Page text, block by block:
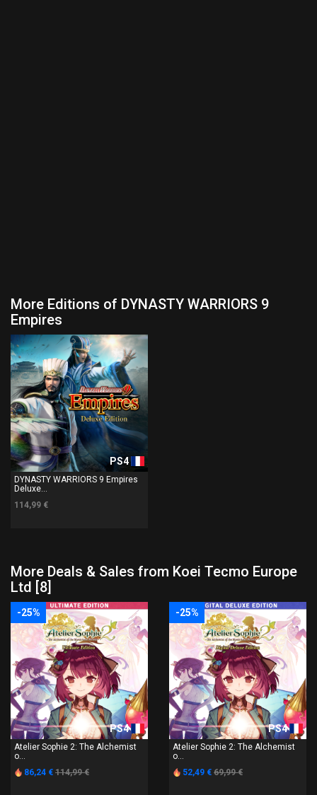
More Editions of DYNASTY WARRIORS 9
Empires
PS4
DYNASTY WARRIORS 9 Empires
Deluxe...
114,99 €
More Deals & Sales from Koei Tecmo Europe
Ltd [8]
-25%
PS4
Atelier Sophie 2: The Alchemist
o...
86,24 € 114,99 €
-25%
PS4
Atelier Sophie 2: The Alchemist
o...
52,49 € 69,99 €